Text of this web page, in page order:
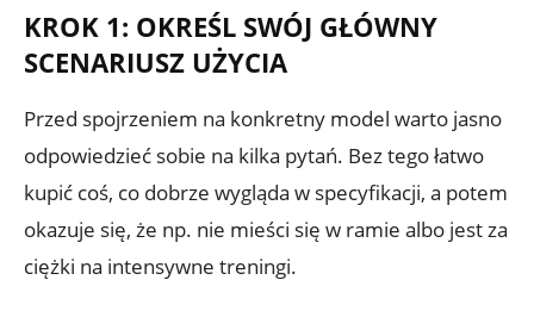
KROK 1: OKREŚL SWÓJ GŁÓWNY
SCENARIUSZ UŻYCIA
Przed spojrzeniem na konkretny model warto jasno
odpowiedzieć sobie na kilka pytań. Bez tego łatwo
kupić coś, co dobrze wygląda w specyfikacji, a potem
okazuje się, że np. nie mieści się w ramie albo jest za
ciężki na intensywne treningi.